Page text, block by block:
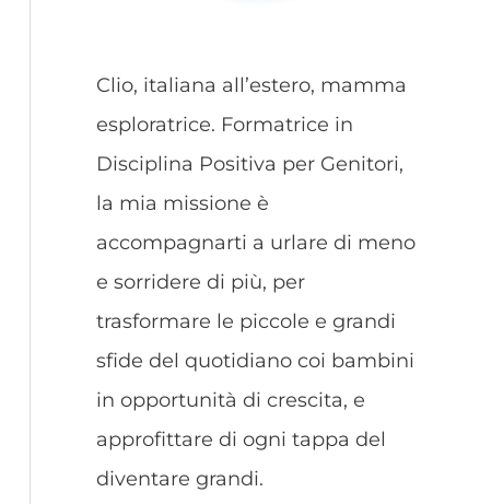
Clio, italiana all’estero, mamma
esploratrice. Formatrice in
Disciplina Positiva per Genitori,
la mia missione è
accompagnarti a urlare di meno
e sorridere di più, per
trasformare le piccole e grandi
sfide del quotidiano coi bambini
in opportunità di crescita, e
approfittare di ogni tappa del
diventare grandi.